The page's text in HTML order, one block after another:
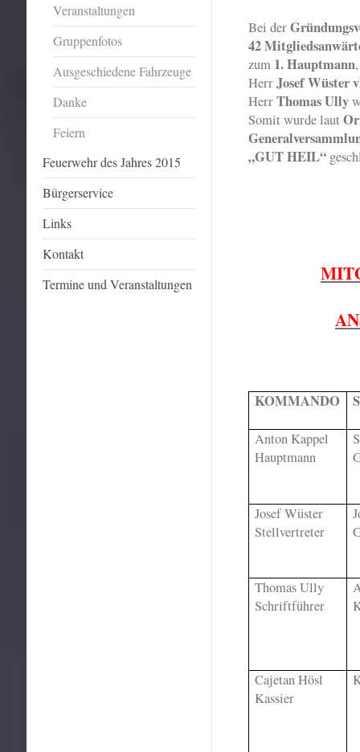
Veranstaltungen
Gruppenfotos
Ausgeschiedene Fahrzeuge
Danke
Feiern
Feuerwehr des Jahres 2015
Bürgerservice
Links
Kontakt
Termine und Veranstaltungen
Bei der
42
zum 1. Hauptmann
HerrJosef Wüster
HerrThomas Ully
Somit wurde laut
„GUT HEIL“
KOMMANDO
Anton Kappel
Hauptmann
Josef Wüster
Stellvertreter
Thomas Ully
Schriftführer
Cajetan Hösl
Kassier